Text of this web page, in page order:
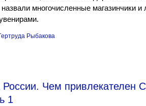
многочисленные магазинчики и
Рыбакова
Чем привлекателен
1